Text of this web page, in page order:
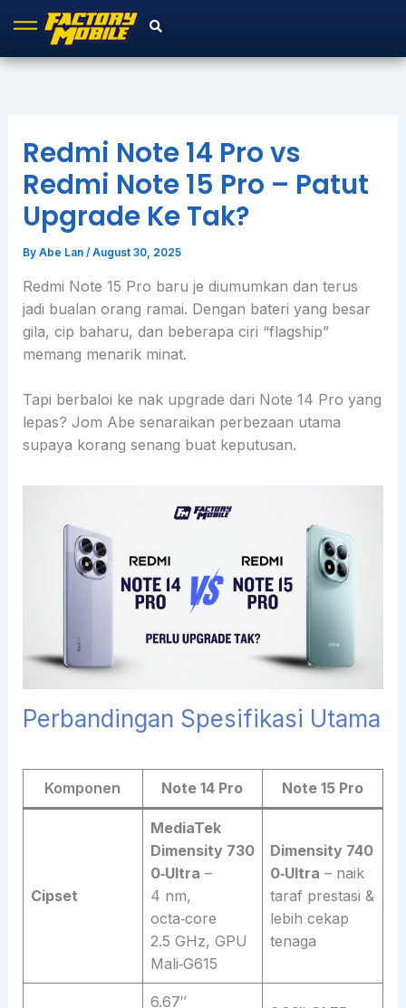
content
Redmi Note 14 Pro vs
Redmi Note 15 Pro – Patut
Upgrade Ke Tak?
By Abe Lan /August 30, 2025
Redmi Note 15 Pro baru je diumumkan dan terus
jadi bualan orang ramai. Dengan bateri yang besar
gila, cip baharu, dan beberapa ciri “flagship”
memang menarik minat.
Tapi berbaloi ke nak upgrade dari Note 14 Pro yang
lepas? Jom Abe senaraikan perbezaan utama
supaya korang senang buat keputusan.
Perbandingan Spesifikasi Utama
Komponen Note 14 Pro Note 15 Pro
Cipset
MediaTek
Dimensity 730
0‑Ultra –
4 nm,
octa‑core
2.5 GHz, GPU
Mali‑G615
Dimensity 740
0‑Ultra – naik
taraf prestasi &
lebih cekap
tenaga
6.67″